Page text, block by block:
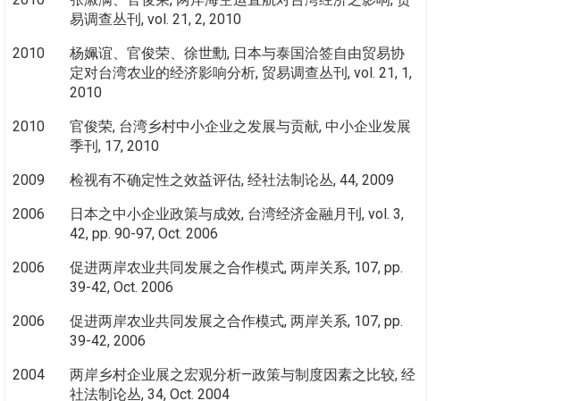
易调查丛刊, vol. 21, 2, 2010
2010
杨姵谊、官俊荣、徐世勳, 日本与泰国洽签自由贸易协
定对台湾农业的经济影响分析, 贸易调查丛刊, vol. 21, 1,
2010
2010
官俊荣, 台湾乡村中小企业之发展与贡献, 中小企业发展
季刊, 17, 2010
2009
检视有不确定性之效益评估, 经社法制论丛, 44, 2009
2006
日本之中小企业政策与成效, 台湾经济金融月刊, vol. 3,
42, pp. 90-97, Oct. 2006
2006
促进两岸农业共同发展之合作模式, 两岸关系, 107, pp.
39-42, Oct. 2006
2006
促进两岸农业共同发展之合作模式, 两岸关系, 107, pp.
39-42, 2006
2004
两岸乡村企业展之宏观分析—政策与制度因素之比较, 经
社法制论丛, 34, Oct. 2004